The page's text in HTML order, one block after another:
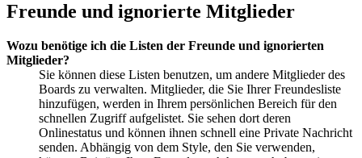
Freunde und ignorierte Mitglieder
Wozu benötige ich die Listen der Freunde und ignorierten
Mitglieder?
Sie können diese Listen benutzen, um andere Mitglieder des
Boards zu verwalten. Mitglieder, die Sie Ihrer Freundesliste
hinzufügen, werden in Ihrem persönlichen Bereich für den
schnellen Zugriff aufgelistet. Sie sehen dort deren
Onlinestatus und können ihnen schnell eine Private Nachricht
senden. Abhängig von dem Style, den Sie verwenden,